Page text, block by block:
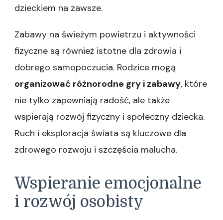
dzieckiem na zawsze.
Zabawy na świeżym powietrzu i aktywności
fizyczne są również istotne dla zdrowia i
dobrego samopoczucia. Rodzice mogą
organizować różnorodne gry i zabawy, które
nie tylko zapewniają radość, ale także
wspierają rozwój fizyczny i społeczny dziecka.
Ruch i eksploracja świata są kluczowe dla
zdrowego rozwoju i szczęścia malucha.
Wspieranie emocjonalne
i rozwój osobisty